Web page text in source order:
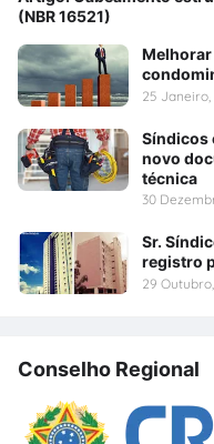
(NBR 16521)
Melhorar
25 Janeiro,
Síndicos
novo
técnica
30
Sr.
registro
29
Conselho Regional